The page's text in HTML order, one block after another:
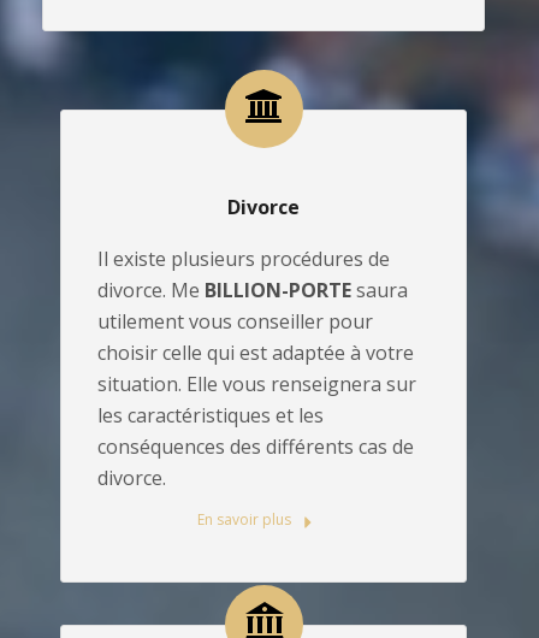
Divorce
Il existe plusieurs procédures de
divorce. Me BILLION-PORTEsaura
utilement vous conseiller pour
choisir celle qui est adaptée à votre
situation. Elle vous renseignera sur
les caractéristiques et les
conséquences des différents cas de
divorce.
En savoir plus